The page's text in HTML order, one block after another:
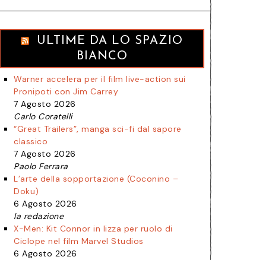
ULTIME DA LO SPAZIO
BIANCO
Warner accelera per il film live-action sui
Pronipoti con Jim Carrey
7 Agosto 2026
Carlo Coratelli
“Great Trailers”, manga sci-fi dal sapore
classico
7 Agosto 2026
Paolo Ferrara
L’arte della sopportazione (Coconino –
Doku)
6 Agosto 2026
la redazione
X-Men: Kit Connor in lizza per ruolo di
Ciclope nel film Marvel Studios
6 Agosto 2026